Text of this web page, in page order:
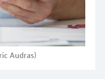
Audras)